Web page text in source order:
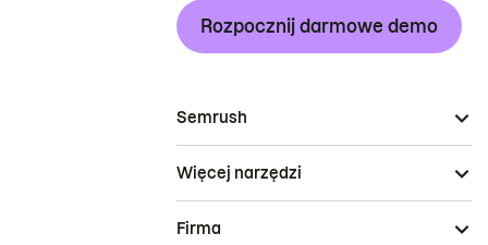
Rozpocznij darmowe demo
Semrush
Więcej narzędzi
Firma